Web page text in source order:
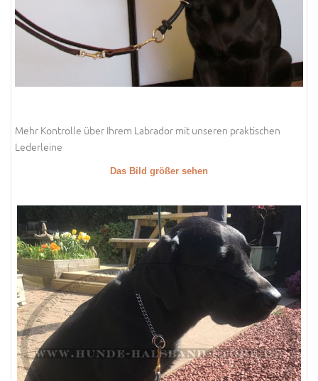
Mehr Kontrolle über Ihrem Labrador mit unseren praktischen
Lederleine
Das Bild größer sehen